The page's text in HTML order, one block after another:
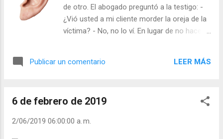
de otro. El abogado preguntó a la testigo: -
¿Vió usted a mi cliente morder la oreja de la
víctima? - No, no lo ví. En lugar de no hacer
mi cliente arrancó de un mordisco la oreja
argumento. - ¿Pregunta sin preveer las
gracioso cuando preguntas indiscreciones?
Publicar un comentario LEER MÁS
6 de febrero de 2019
2/06/2019 06:00:00 a. m.